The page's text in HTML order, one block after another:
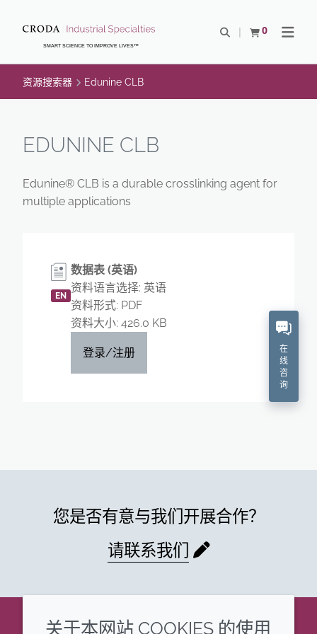
CONTENTSMART SCIENCE TO IMPROVE LIVES™
Open Search
0
查看购物车Open
资源搜索器 Edunine CLB
EDUNINE CLB
Edunine® CLB is a durable crosslinking agent for
multiple applications
EN
数据表 (英语)
资料语言选择: 英语
资料形式: PDF
资料大小: 426.0 KB
登录/注册
您是否有意与我们开展合作？
请联系我们
关于本网站 COOKIES 的使用
在
线
咨
询